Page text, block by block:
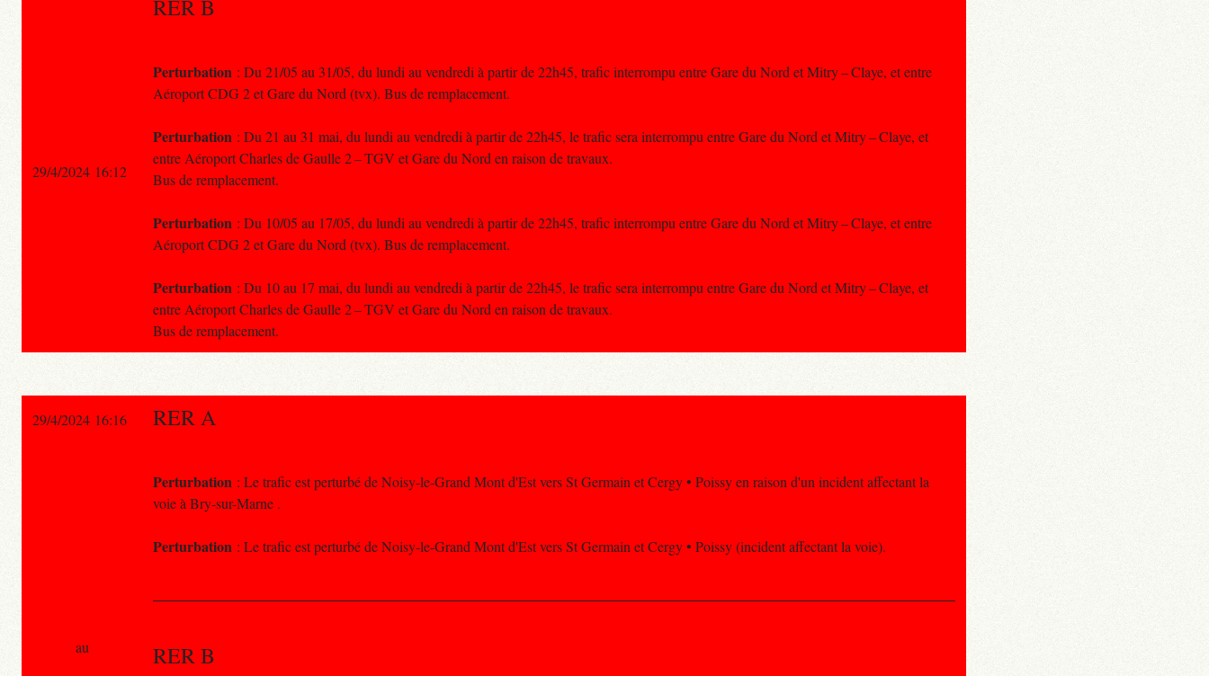
RER B
Perturbation : Du 21/05 au 31/05, du lundi au vendredi à partir de 22h45, trafic interrompu entre Gare du Nord et Mitry – Claye, et entre
Aéroport CDG 2 et Gare du Nord (tvx). Bus de remplacement.
Perturbation : Du 21 au 31 mai, du lundi au vendredi à partir de 22h45, le trafic sera interrompu entre Gare du Nord et Mitry – Claye, et
entre Aéroport Charles de Gaulle 2 – TGV et Gare du Nord en raison de travaux.
Bus de remplacement.
Perturbation : Du 10/05 au 17/05, du lundi au vendredi à partir de 22h45, trafic interrompu entre Gare du Nord et Mitry – Claye, et entre
Aéroport CDG 2 et Gare du Nord (tvx). Bus de remplacement.
Perturbation : Du 10 au 17 mai, du lundi au vendredi à partir de 22h45, le trafic sera interrompu entre Gare du Nord et Mitry – Claye, et
entre Aéroport Charles de Gaulle 2 – TGV et Gare du Nord en raison de travaux.
Bus de remplacement.
29/4/2024 16:12
29/4/2024 16:16 RER A
Perturbation : Le trafic est perturbé de Noisy-le-Grand Mont d'Est vers St Germain et Cergy • Poissy en raison d'un incident affectant la
voie à Bry-sur-Marne .
Perturbation : Le trafic est perturbé de Noisy-le-Grand Mont d'Est vers St Germain et Cergy • Poissy (incident affectant la voie).
RER B
au